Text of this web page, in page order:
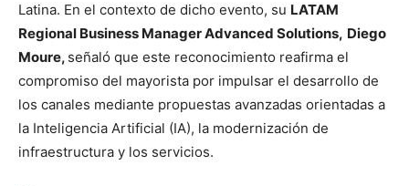
Latina. En el contexto de dicho evento, su LATAM
Regional Business Manager Advanced Solutions, Diego
Moure, señaló que este reconocimiento reafirma el
compromiso del mayorista por impulsar el desarrollo de
los canales mediante propuestas avanzadas orientadas a
la Inteligencia Artificial (IA), la modernización de
infraestructura y los servicios.